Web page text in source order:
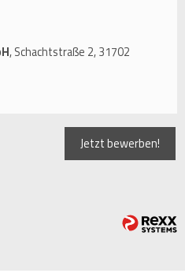
, Schachtstraße 2, 31702
Jetzt bewerben!